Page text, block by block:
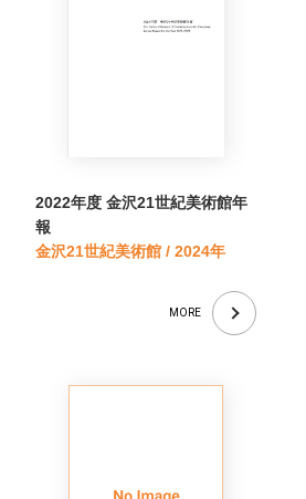
2022年度 金沢21世紀美術館年
報
金沢21世紀美術館 / 2024年
MORE